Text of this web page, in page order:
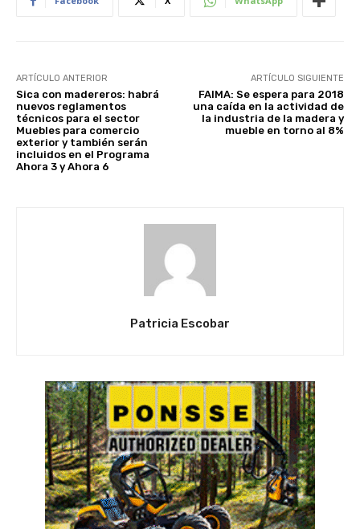
ARTÍCULO ANTERIOR
Sica con madereros: habrá
nuevos reglamentos
técnicos para el sector
Muebles para comercio
exterior y también serán
incluidos en el Programa
Ahora 3 y Ahora 6
ARTÍCULO SIGUIENTE
FAIMA: Se espera para 2018
una caída en la actividad de
la industria de la madera y
mueble en torno al 8%
Patricia Escobar